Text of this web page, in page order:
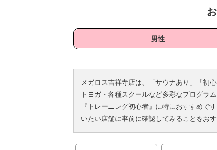
男性
メガロス吉祥寺店は、「サウナあり」「初
トヨガ・各種スクールなど多彩なプログラ
『トレーニング初心者』に特におすすめで
いたい店舗に事前に確認してみることをお